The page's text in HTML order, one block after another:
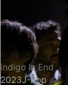
哀愁演劇
indigo la End
2023J-Pop
★
★★
★★
★★
★★4.00（1